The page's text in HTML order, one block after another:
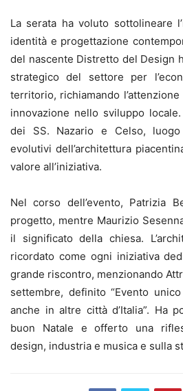
La serata ha voluto sottolineare
identità e progettazione
del nascente Distretto del Design
strategico del settore per
territorio, richiamando
innovazione nello sviluppo
dei SS. Nazario e Celso,
evolutivi dell’architettura
valore all’iniziativa.
Nel corso dell’evento, Patrizia
progetto, mentre Maurizio
il significato della chiesa.
ricordato come ogni iniziativa
grande riscontro, menzionando
settembre, definito “Evento
anche in altre città d’Italia”. Ha
buon Natale e offerto una
design, industria e musica e sulla